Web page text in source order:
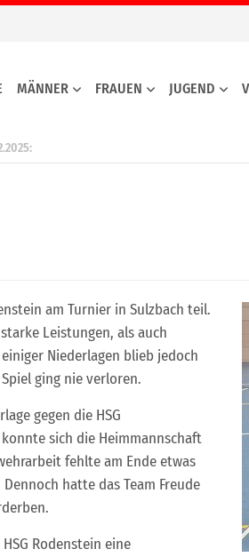
MÄNNER FRAUEN JUGEND
am Turnier in Sulzbach teil.
Leistungen, als auch
Niederlagen blieb jedoch
ging nie verloren.
gegen die HSG
sich die Heimmannschaft
fehlte am Ende etwas
hatte das Team Freude
Rodenstein eine